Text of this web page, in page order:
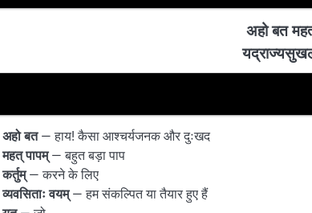
अहो बत
अहो बत— हाय! कैसा आश्चर्यजनक और दुःखद
महत् पापम्— बहुत बड़ा पाप
कर्तुम्— करने के लिए
व्यवसिताः वयम्— हम संकल्पित या तैयार हुए हैं